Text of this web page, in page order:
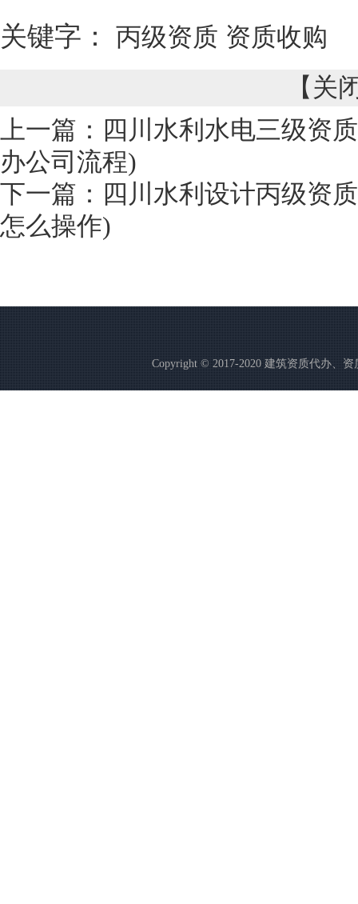
关键字： 丙级资质 资质收购
【 关
上一篇： 四川水利水电三级资
办公司流程)
下一篇： 四川水利设计丙级资
怎么操作)
Copyright © 2017-2020 建筑资质代办、